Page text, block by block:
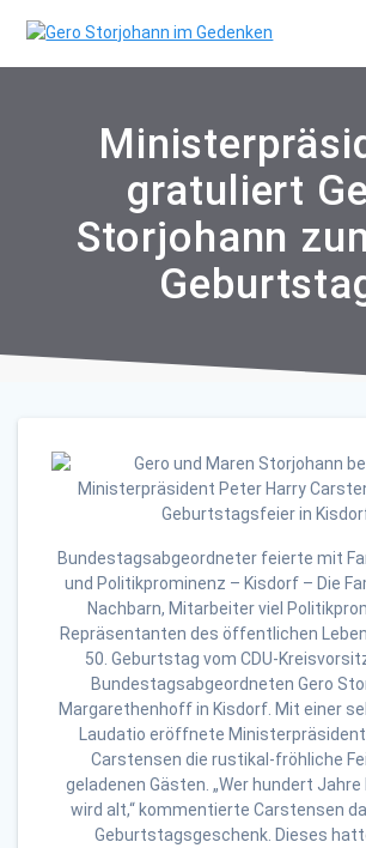
to
gratuliert
Storjohann
Bundestagsabgeordneter feierte mit
und Politikprominenz – Kisdorf – Die
Nachbarn, Mitarbeiter viel
Repräsentanten des öffentlichen
50. Geburtstag vom CDU-
Bundestagsabgeordneten Gero
Margarethenhoff in Kisdorf. Mit einer
Laudatio eröffnete
Carstensen die rustikal-fröhliche
geladenen Gästen. „Wer hundert
wird alt,“ kommentierte Carstensen
Geburtstagsgeschenk. Dieses